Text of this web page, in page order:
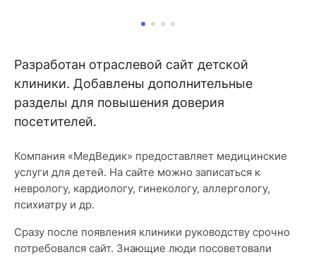
Разработан отраслевой сайт детской
клиники. Добавлены дополнительные
разделы для повышения доверия
посетителей.
Компания «МедВедик» предоставляет медицинские
услуги для детей. На сайте можно записаться к
неврологу, кардиологу, гинекологу, аллергологу,
психиатру и др.
Сразу после появления клиники руководству срочно
потребовался сайт. Знающие люди посоветовали